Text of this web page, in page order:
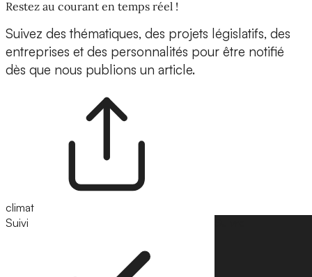
Restez au courant en temps réel !
Suivez des thématiques, des projets législatifs, des
entreprises et des personnalités pour être notifié
dès que nous publions un article.
climat
Suivi